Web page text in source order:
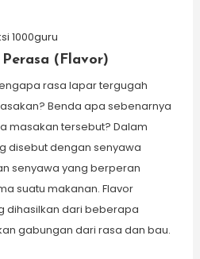
1000guru
(Flavor)
rasa lapar tergugah
Benda apa sebenarnya
masakan tersebut? Dalam
disebut dengan senyawa
senyawa yang berperan
suatu makanan. Flavor
dihasilkan dari beberapa
gabungan dari rasa dan bau.